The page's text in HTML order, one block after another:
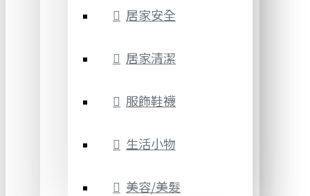
居家安全
居家清潔
服飾鞋襪
生活小物
美容/美髮